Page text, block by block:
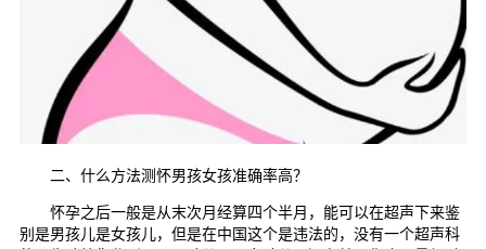
二、什么方法测怀男孩女孩准确率高？
怀孕之后一般是从末次月经算四个半月，能可以在超声下来鉴
别是男孩儿是女孩儿，但是在中国这个是违法的，没有一个超声科